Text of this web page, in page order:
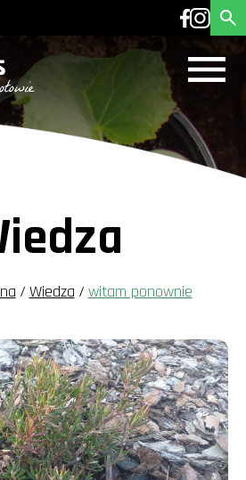
/ Wiedza / witam ponownie